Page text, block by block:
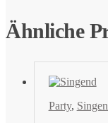
Ähnliche
Party,